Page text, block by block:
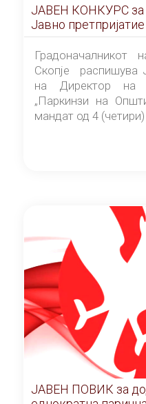
ЈАВЕН КОНКУРС за избор на Директор на
Јавно претпријатие „Паркинзи на Општина
Центар“ – Скопје
Скопје распишува
на Директор на
„Паркинзи на
мандат од 4
ЈАВЕН ПОВИК за доделување на